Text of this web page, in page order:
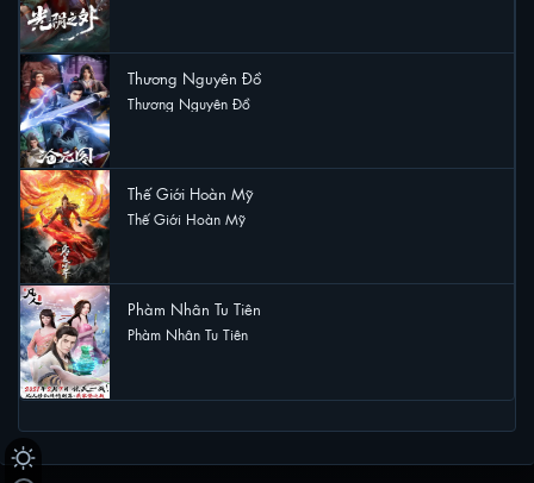
Thương Nguyên Đồ
Thương Nguyên Đồ
Thế Giới Hoàn Mỹ
Thế Giới Hoàn Mỹ
Phàm Nhân Tu Tiên
Phàm Nhân Tu Tiên